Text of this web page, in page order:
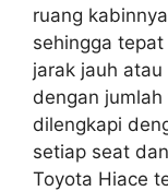
ruang
sehingga
jarak jauh
dengan
dilengkapi
setiap seat
Toyota Hiace